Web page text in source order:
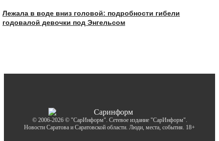
Лежала в воде вниз головой: подробности гибели
годовалой девочки под Энгельсом
© 2006-2026 © "СарИнформ". Сетевое издание "СарИнформ".
Новости Саратова и Саратовской области. Люди, места, события. 18+